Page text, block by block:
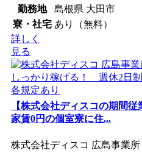
勤務地
島根県 大田市
寮・社宅 あり（無料）
詳しく
見る
【株式会社ディスコの期間
家賃0円の個室寮に住...
株式会社ディスコ 広島事業